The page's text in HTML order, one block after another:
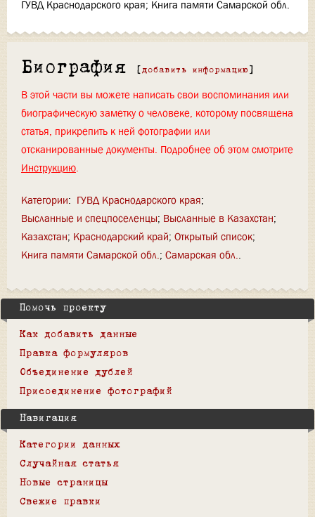
ГУВД Краснодарского края; Книга памяти Самарской обл.
Биография [ добавить информацию ]
В этой части вы можете написать свои воспоминания или
биографическую заметку о человеке, которому посвящена
статья, прикрепить к ней фотографии или
отсканированные документы. Подробнее об этом смотрите
Инструкцию.
Категории: ГУВД Краснодарского края
Высланные и спецпоселенцы Высланные в Казахстан
Казахстан Краснодарский край Открытый список
Книга памяти Самарской обл. Самарская обл.
Помочь проекту
Как добавить данные
Правка формуляров
Объединение дублей
Присоединение фотографий
Навигация
Категории данных
Случайная статья
Новые страницы
Свежие правки